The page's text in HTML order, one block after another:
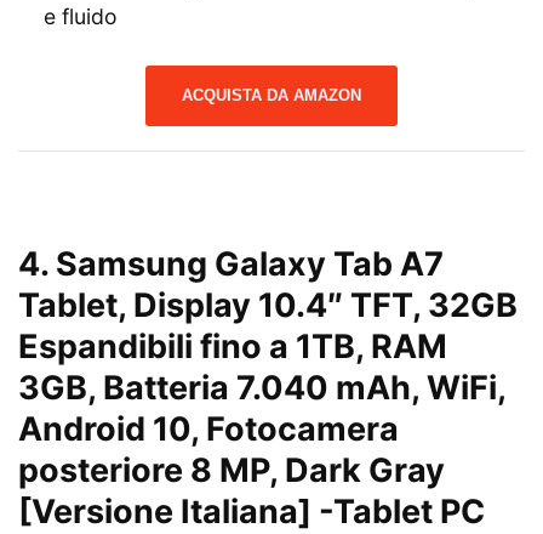
e fluido
ACQUISTA DA AMAZON
4. Samsung Galaxy Tab A7
Tablet, Display 10.4″ TFT, 32GB
Espandibili fino a 1TB, RAM
3GB, Batteria 7.040 mAh, WiFi,
Android 10, Fotocamera
posteriore 8 MP, Dark Gray
[Versione Italiana] -Tablet PC